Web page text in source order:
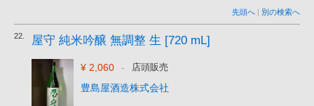
先頭へ | 別の検索へ
22. 屋守 純米吟醸 無調整 生 [720 mL]
¥ 2,060 - 店頭販売
豊島屋酒造株式会社